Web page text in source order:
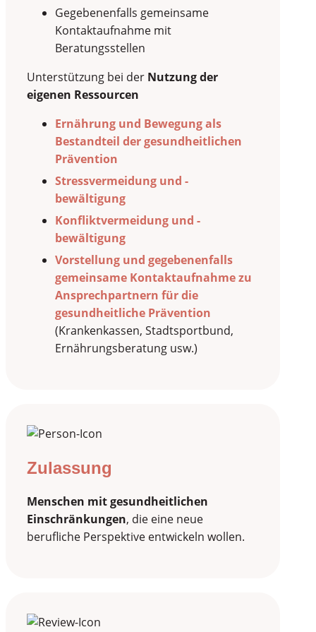
Gegebenenfalls gemeinsame
Kontaktaufnahme mit
Beratungsstellen
Unterstützung bei der Nutzung der
eigenen Ressourcen
Ernährung und Bewegung als
Bestandteil der gesundheitlichen
Prävention
Stressvermeidung und -
bewältigung
Konfliktvermeidung und -
bewältigung
Vorstellung und gegebenenfalls
gemeinsame Kontaktaufnahme zu
Ansprechpartnern für die
gesundheitliche Prävention
(Krankenkassen, Stadtsportbund,
Ernährungsberatung usw.)
Zulassung
Menschen mit gesundheitlichen
Einschränkungen, die eine neue
berufliche Perspektive entwickeln wollen.